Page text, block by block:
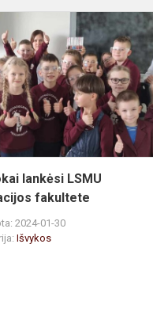
lankėsi LSMU
fakultete
2024-01-30
Išvykos